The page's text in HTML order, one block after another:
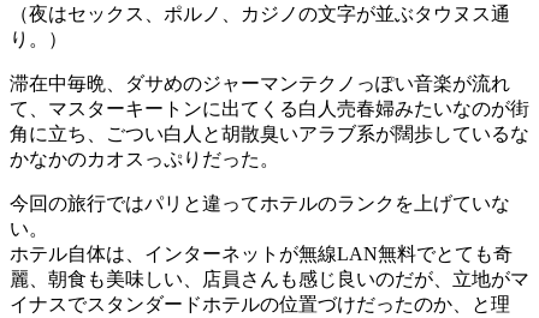
（夜はセックス、ポルノ、カジノの文字が並ぶタウヌス通
り。）
滞在中毎晩、ダサめのジャーマンテクノっぽい音楽が流れ
て、マスターキートンに出てくる白人売春婦みたいなのが街
角に立ち、ごつい白人と胡散臭いアラブ系が闊歩しているな
かなかのカオスっぷりだった。
今回の旅行ではパリと違ってホテルのランクを上げていな
い。
ホテル自体は、インターネットが無線LAN無料でとても奇
麗、朝食も美味しい、店員さんも感じ良いのだが、立地がマ
イナスでスタンダードホテルの位置づけだったのか、と理